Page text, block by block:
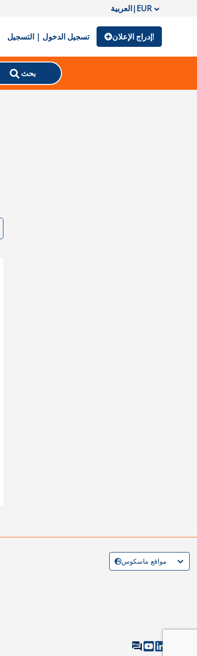
العربية|EUR
تسجيل الدخول | التسجيل إدراج الإعلان!
بحث
مواقع ماسكوس